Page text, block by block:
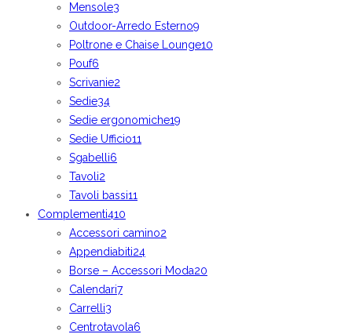
Mensole3
Outdoor-Arredo Esterno9
Poltrone e Chaise Lounge10
Pouf6
Scrivanie2
Sedie34
Sedie ergonomiche19
Sedie Ufficio11
Sgabelli6
Tavoli2
Tavoli bassi11
Complementi410
Accessori camino2
Appendiabiti24
Borse – Accessori Moda20
Calendari7
Carrelli3
Centrotavola6